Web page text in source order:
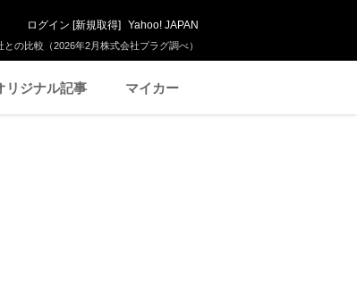
の比較（2026年2月株式会社プラグ調べ）
ログイン [新規取得] Yahoo! JAPAN
リジナル記事 マイカー